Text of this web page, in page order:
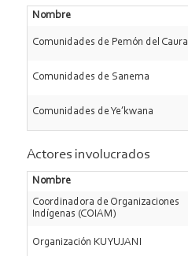
Nombre
Comunidades de Pemón del Caura
Comunidades de Sanema
Comunidades de Ye’kwana
Actores involucrados
Nombre
Coordinadora de Organizaciones
Indígenas (COIAM)
Organización KUYUJANI